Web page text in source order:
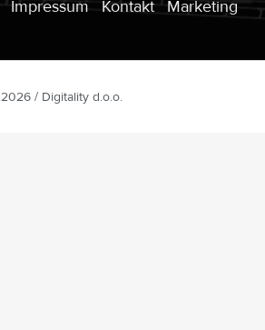
Impressum Kontakt Marketing
2026 / Digitality d.o.o.